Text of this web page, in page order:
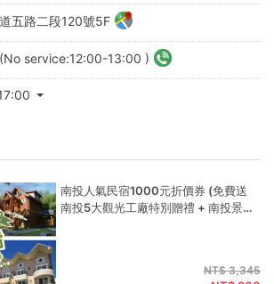
五路二段120號5F
service:12:00-13:00 )
南投人氣民宿1000元折價券 (免費送
南投5大觀光工廠特別贈禮 + 南投景點
NT$ 3,345